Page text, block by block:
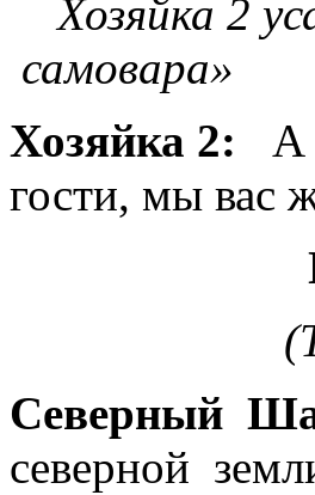
Хозяйка 2
самовара»
Хозяйка 2: А
гости, мы вас
(Танцует,
Северный
северной